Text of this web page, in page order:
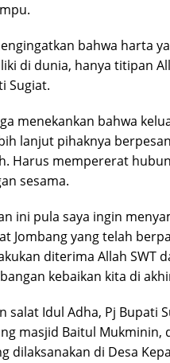
bahwa harta
di dunia, hanya titipan
Sugiat.
menekankan bahwa
lanjut pihaknya
Harus mempererat
sesama.
ini pula saya ingin
Jombang yang telah
diterima Allah SWT
kebaikan kita di
salat Idul Adha, Pj Bupati
masjid Baitul
dilaksanakan di Desa